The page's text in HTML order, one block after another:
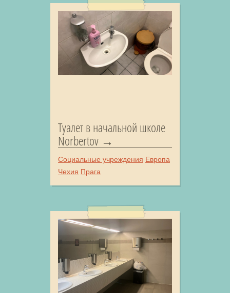
Туалет в начальной школе
Norbertov
Социальные учреждения Европа
Чехия Прага